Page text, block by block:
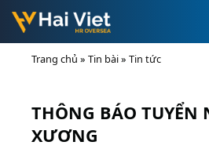
Trang chủ » Tin bài» Tin tức
THÔNG BÁO TUYỂN
XƯƠNG